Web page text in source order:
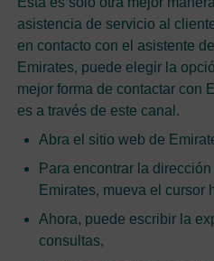
asistencia de servicio al
en contacto con el asistente
Emirates, puede elegir la
mejor forma de contactar con
es a través de este canal.
Abra el sitio web de
Para encontrar la
Emirates, mueva el cursor
Ahora, puede escribir la
consultas,